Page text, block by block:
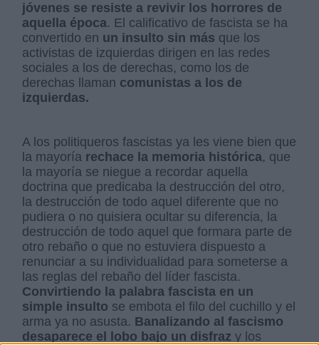
jóvenes se resiste a revivir los horrores de
aquella época. El calificativo de fascista se ha
convertido en un insulto sin más que los
activistas de izquierdas dirigen en las redes
sociales a los de derechas, como los de
derechas llaman comunistas a los de
izquierdas.
A los politiqueros fascistas ya les viene bien que
la mayoría rechace la memoria histórica, que
la mayoría se niegue a recordar aquella
doctrina que predicaba la destrucción del otro,
la destrucción de todo aquel diferente que no
pudiera o no quisiera ocultar su diferencia, la
destrucción de todo aquel que formara parte de
otro rebaño o que no estuviera dispuesto a
renunciar a su individualidad para someterse a
las reglas del rebaño del líder fascista.
Convirtiendo la palabra fascista en un
simple insulto se embota el filo del cuchillo y el
arma ya no asusta. Banalizando al fascismo
desaparece el lobo bajo un disfraz y los